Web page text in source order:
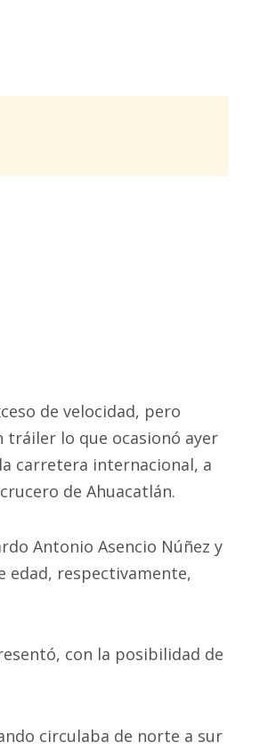
de velocidad, pero
lo que ocasionó ayer
carretera internacional, a
de Ahuacatlán.
Antonio Asencio Núñez y
edad, respectivamente,
con la posibilidad de
circulaba de norte a sur